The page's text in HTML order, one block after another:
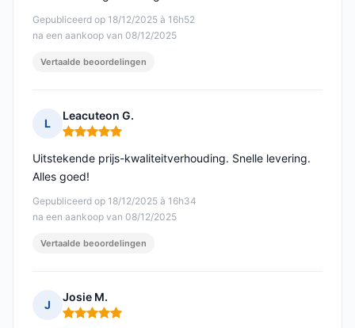
Gepubliceerd op 18/12/2025 à 16h52
na een aankoop van 08/12/2025
Vertaalde beoordelingen
L
Leacuteon G.
Opmerking: 5 van 5
Gepubliceerd op 18/12/2025 à 16h34
na een aankoop van 08/12/2025
Uitstekende prijs-kwaliteitverhouding. Snelle levering.
Alles goed!
Vertaalde beoordelingen
J
Josie M.
Opmerking: 5 van 5